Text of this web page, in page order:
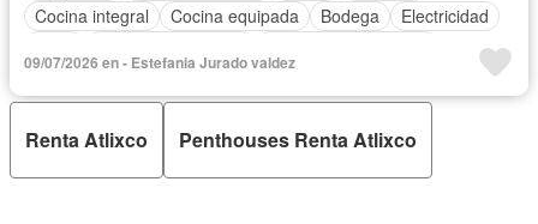
Cocina integral
Cocina equipada Bodega
Electricidad
Caseta de vigilancia
Sin amueblar
09/07/2026 en - Estefania Jurado valdez
Renta Atlixco Penthouses Renta Atlixco